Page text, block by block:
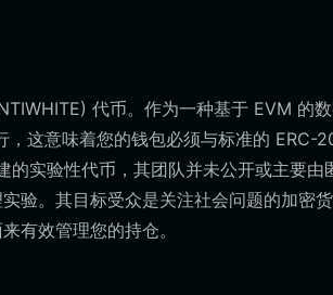
代币。作为一种基于 EVM 的
这意味着您的钱包必须与标准的 ERC-
实验性代币，其团队并未公开或主要由
验。其目标受众是关注社会问题的加密
有效管理您的持仓。